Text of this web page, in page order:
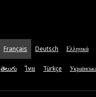
Français Deutsch Ελληνικά
తెలుగు ไทย Türkçe